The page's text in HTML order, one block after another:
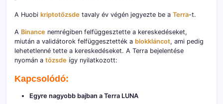
A Huobi kriptotőzsde tavaly év végén jegyezte be a Terra-t.
A Binance nemrégiben felfüggesztette a kereskedéseket,
miután a validátorok felfüggesztették a blokkláncot, ami pedig
lehetetlenné tette a kereskedéseket. A Terra bejelentése
nyomán a tőzsde így nyilatkozott:
Kapcsolódó:
Egyre nagyobb bajban a Terra LUNA